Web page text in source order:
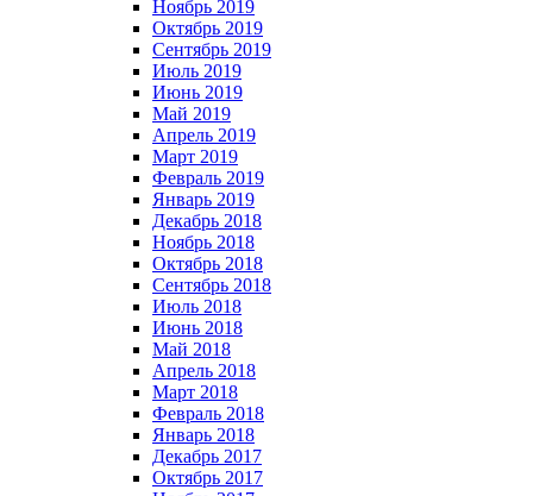
Ноябрь 2019
Октябрь 2019
Сентябрь 2019
Июль 2019
Июнь 2019
Май 2019
Апрель 2019
Март 2019
Февраль 2019
Январь 2019
Декабрь 2018
Ноябрь 2018
Октябрь 2018
Сентябрь 2018
Июль 2018
Июнь 2018
Май 2018
Апрель 2018
Март 2018
Февраль 2018
Январь 2018
Декабрь 2017
Октябрь 2017